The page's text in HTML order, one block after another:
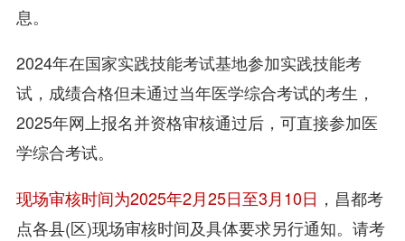
息。
2024年在国家实践技能考试基地参加实践技能考
试，成绩合格但未通过当年医学综合考试的考生，
2025年网上报名并资格审核通过后，可直接参加医
学综合考试。
现场审核时间为2025年2月25日至3月10日 ，昌都考
点各县(区)现场审核时间及具体要求另行通知。请考